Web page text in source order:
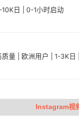
日 | 0-1小时启动
量 | 欧洲用户 | 1-3K日
Instagram视